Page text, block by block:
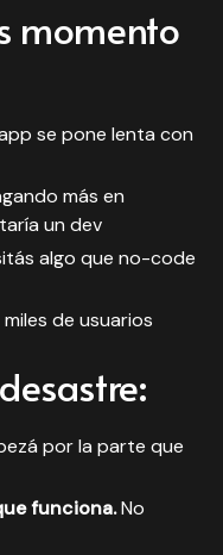
momento
se pone lenta con
más en
un dev
algo que no-code
de usuarios
por la parte que
funciona.No